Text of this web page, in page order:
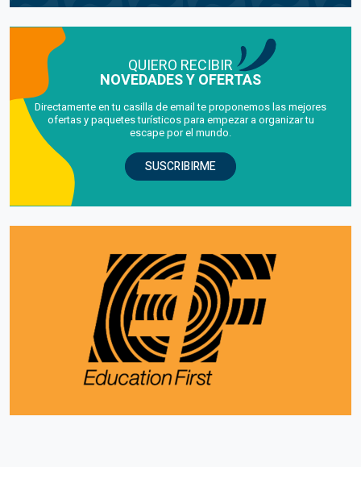
QUIERO RECIBIR
NOVEDADES Y OFERTAS
Directamente en tu casilla de email te proponemos las mejores
ofertas y paquetes turísticos para empezar a organizar tu
escape por el mundo.
SUSCRIBIRME